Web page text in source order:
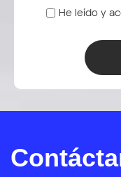
He leído y